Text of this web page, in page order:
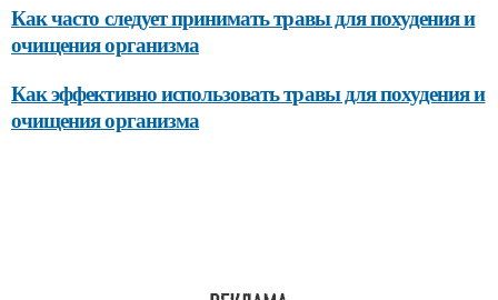
Как часто следует принимать травы для похудения и
очищения организма
Как эффективно использовать травы для похудения и
очищения организма